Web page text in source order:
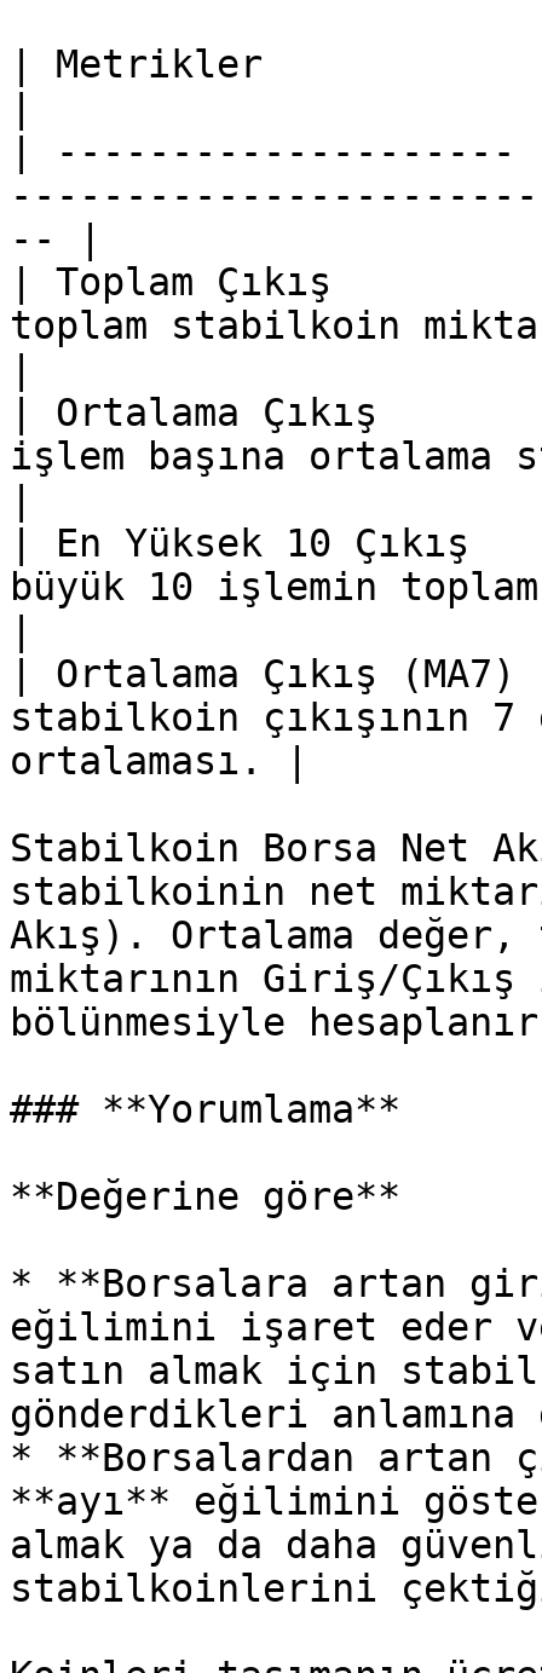
| Metrikler            |
|
-- |
| Toplam Çıkış
toplam stabilkoin
| Ortalama Çıkış
işlem başına
| En Yüksek 10 Çıkış
büyük 10 işlemin
| Ortalama Çıkış
stabilkoin çıkışının
ortalaması. |
Stabilkoin Borsa Net
stabilkoinin net
Akış). Ortalama değer,
miktarının Giriş/
bölünmesiyle
### **Yorumlama**
**Değerine göre**
* **Borsalara artan
eğilimini işaret eder
satın almak için
gönderdikleri
* **Borsalardan artan
**ayı** eğilimini
almak ya da daha
stabilkoinlerini